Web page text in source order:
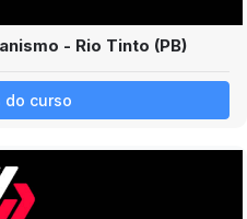
- Rio Tinto (PB)
do curso